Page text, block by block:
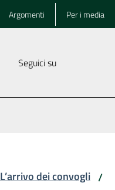
Argomenti Per i media
Seguici su
L’arrivo dei convogli /